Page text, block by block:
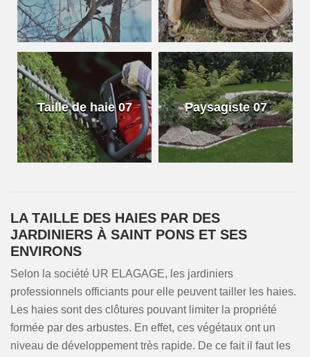
Taille de haie 07 Paysagiste 07
LA TAILLE DES HAIES PAR DES
JARDINIERS À SAINT PONS ET SES
ENVIRONS
Selon la société UR ELAGAGE, les jardiniers
professionnels officiants pour elle peuvent tailler les haies.
Les haies sont des clôtures pouvant limiter la propriété
formée par des arbustes. En effet, ces végétaux ont un
niveau de développement très rapide. De ce fait il faut les